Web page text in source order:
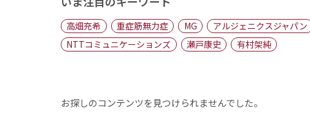
地域
高畑充希 重症筋無力症 MG アルジェニクスジャパン
NTTコミュニケーションズ
瀬戸康史
有村架純
お探しのコンテンツを見つけられませんでした。